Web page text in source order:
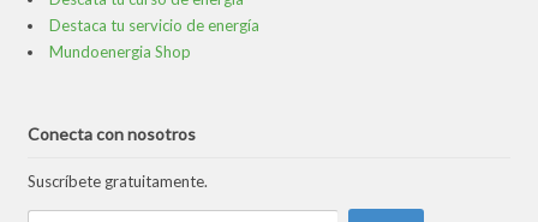
Destaca tu servicio de energía
Mundoenergia Shop
Conecta con nosotros
Suscríbete gratuitamente.